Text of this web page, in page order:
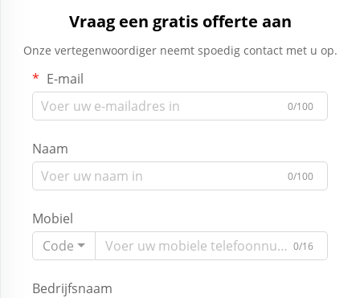
Vraag een gratis offerte aan
Onze vertegenwoordiger neemt spoedig contact met u op.
E-mail
0/100
Naam
0/100
Mobiel
Code
0/16
Bedrijfsnaam